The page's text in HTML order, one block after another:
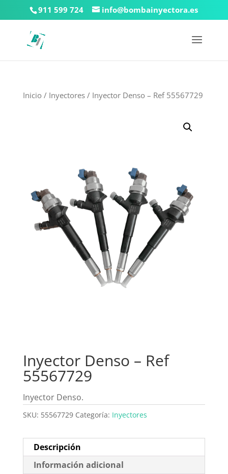
911 599 724 info@bombainyectora.es
Inicio / Inyectores/ Inyector Denso – Ref 55567729
Inyector Denso – Ref
55567729
Inyector Denso.
SKU: 55567729 Categoría: Inyectores
Descripción
Información adicional